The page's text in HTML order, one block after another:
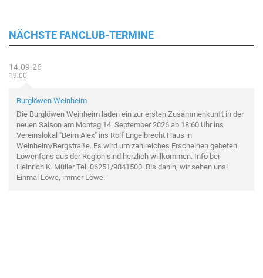
NÄCHSTE FANCLUB-TERMINE
14.09.26
19:00
Burglöwen Weinheim
Die Burglöwen Weinheim laden ein zur ersten Zusammenkunft in der
neuen Saison am Montag 14. September 2026 ab 18:60 Uhr ins
Vereinslokal "Beim Alex" ins Rolf Engelbrecht Haus in
Weinheim/Bergstraße. Es wird um zahlreiches Erscheinen gebeten.
Löwenfans aus der Region sind herzlich willkommen. Info bei
Heinrich K. Müller Tel. 06251/9841500. Bis dahin, wir sehen uns!
Einmal Löwe, immer Löwe.